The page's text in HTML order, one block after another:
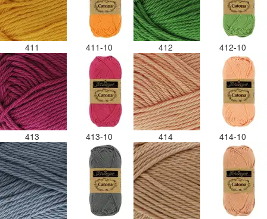
411 411-10 412 412-10
413 413-10 414 414-10